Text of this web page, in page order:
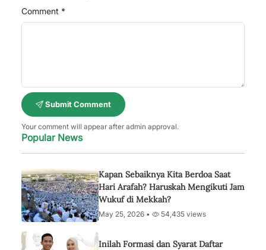
Comment *
Submit Comment
Your comment will appear after admin approval.
Popular News
Kapan Sebaiknya Kita Berdoa Saat
Hari Arafah? Haruskah Mengikuti Jam
Wukuf di Mekkah?
May 25, 2026 • 54,435 views
Inilah Formasi dan Syarat Daftar